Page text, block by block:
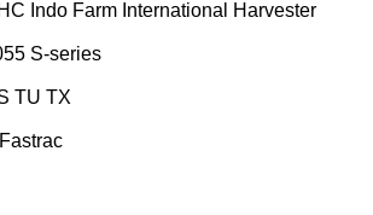
IHC Indo Farm International Harvester
S-series
TU TX
Fastrac